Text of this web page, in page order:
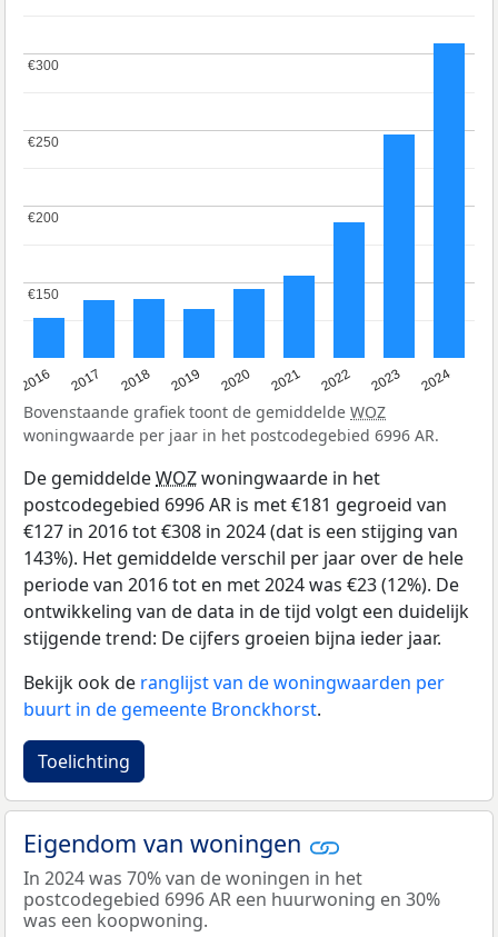
2016 2017 2018 2019 2020 2021 2022 2023 2024
€150
€150
€200
€200
€250
€250
€300
€300
Bovenstaande grafiek toont de gemiddelde WOZ
woningwaarde per jaar in het postcodegebied 6996 AR.
De gemiddeldeWOZwoningwaarde in het
postcodegebied 6996 AR is met €181 gegroeid van
€127 in 2016 tot €308 in 2024 (dat is een stijging van
143%). Het gemiddelde verschil per jaar over de hele
periode van 2016 tot en met 2024 was €23 (12%). De
ontwikkeling van de data in de tijd volgt een duidelijk
stijgende trend: De cijfers groeien bijna ieder jaar.
Bekijk ook de ranglijst van de woningwaarden per
buurt in de gemeente Bronckhorst.
Toelichting
Eigendom van woningen
In 2024 was 70% van de woningen in het
postcodegebied 6996 AR een huurwoning en 30%
was een koopwoning.